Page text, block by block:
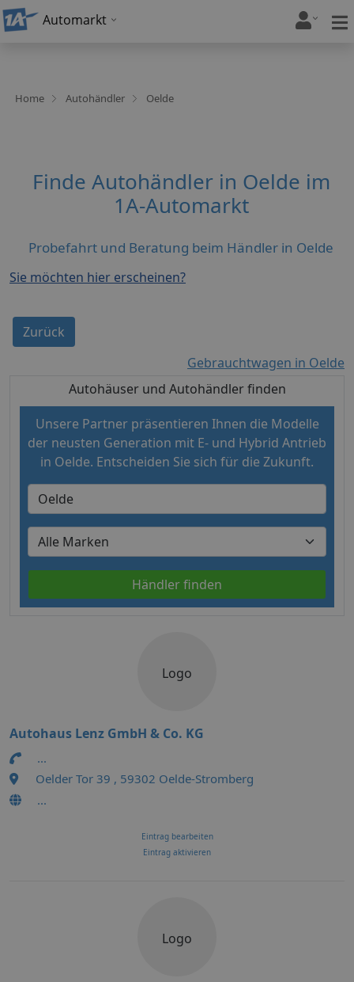
Automarkt
Home Autohändler Oelde
Finde Autohändler in Oelde im
1A-Automarkt
Probefahrt und Beratung beim Händler in Oelde
Sie möchten hier erscheinen?
Zurück
Gebrauchtwagen in Oelde
Autohäuser und Autohändler finden
Unsere Partner präsentieren Ihnen die Modelle
der neusten Generation mit E- und Hybrid Antrieb
in Oelde. Entscheiden Sie sich für die Zukunft.
Händler finden
Logo
Autohaus Lenz GmbH & Co. KG
...
Oelder Tor 39 , 59302 Oelde-Stromberg
...
Eintrag bearbeiten
Eintrag aktivieren
Logo